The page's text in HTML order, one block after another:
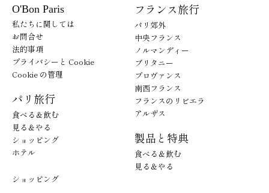
O'Bon Paris
私たちに関しては
お問合せ
法的事項
プライバシーと Cookie
Cookie の管理
パリ旅行
食べる＆飲む
見る＆やる
ショッピング
ホテル
フランス旅行
パリ郊外
中央フランス
ノルマンディー
ブリタニー
プロヴァンス
南西フランス
フランスのリビエラ
アルザス
製品と特典
食べる＆飲む
見る＆やる
ショッピング